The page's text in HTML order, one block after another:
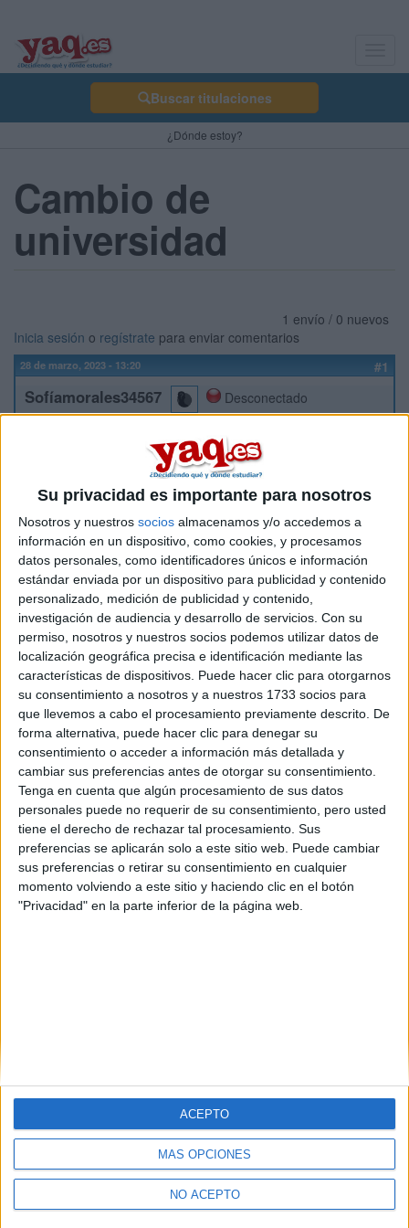
Su privacidad es importante para nosotros
Nosotros y nuestros socios almacenamos y/o accedemos a
información en un dispositivo, como cookies, y procesamos
datos personales, como identificadores únicos e información
estándar enviada por un dispositivo para publicidad y contenido
personalizado, medición de publicidad y contenido,
investigación de audiencia y desarrollo de servicios. Con su
permiso, nosotros y nuestros socios podemos utilizar datos de
localización geográfica precisa e identificación mediante las
características de dispositivos. Puede hacer clic para otorgarnos
su consentimiento a nosotros y a nuestros 1733 socios para
que llevemos a cabo el procesamiento previamente descrito. De
forma alternativa, puede hacer clic para denegar su
consentimiento o acceder a información más detallada y
cambiar sus preferencias antes de otorgar su consentimiento.
Tenga en cuenta que algún procesamiento de sus datos
personales puede no requerir de su consentimiento, pero usted
tiene el derecho de rechazar tal procesamiento. Sus
preferencias se aplicarán solo a este sitio web. Puede cambiar
sus preferencias o retirar su consentimiento en cualquier
momento volviendo a este sitio y haciendo clic en el botón
"Privacidad" en la parte inferior de la página web.
MÁS OPCIONES
NO ACEPTO
ACEPTO
Buscar titulaciones
¿Dónde estoy?
Cambio de
universidad
1 envío / 0 nuevos
Inicia sesión o regístrate para enviar comentarios
28 de marzo, 2023 - 13:20 #1
Sofíamorales34567
Desconectado
El año que viene me voy a cambiar de universidad, pero voy
a seguir estudiando la misma carrera. Tengo una asignatura
del primer cuatrimestre suspensa, no quiero recuperarla en
junio porque me gustaría tener más que un 5 en la nota final.
¿Al cambiarme de universidad contaría como segunda
matrícula? ¿O como ya he gastado una matrícula en mi
universidad actual, al hacer el cambio sería segunda
matrícula en la nueva universidad?
Inicio
Etiquetas: La universidad - un mundo Abogacía
Quiénes somos|Contactar|
Aviso legal|Politica de privacidad|Condiciones generales|Política
de cookies